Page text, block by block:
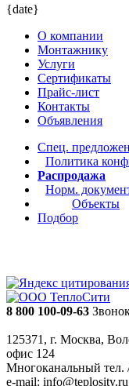
{date}
О компании
Монтажнику
Услуги
Сертификаты
Прайс-лист
Контакты
Объявления
Спец.
Политика
Распродажа
Норм.
Объекты
Подбор
8 800 100-09-63
125371, г. Москва,
офис 124
Многоканальный тел.
e-mail: info@teplosity.ru